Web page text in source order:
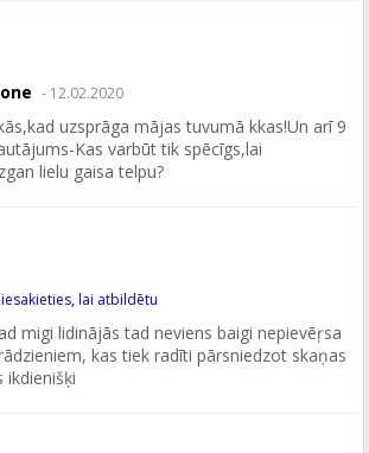
- 12.02.2020
uzsprāga mājas tuvumā kkas!Un arī 9
Kas varbūt tik spēcīgs,lai
lielu gaisa telpu?
lai atbildētu
migi lidinājās tad neviens baigi nepievēŗsa
kas tiek radīti pārsniedzot skaņas
ikdienišķi